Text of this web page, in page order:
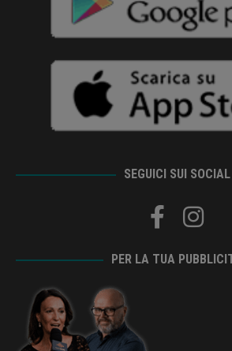
SEGUICI SUI SOCIAL
PER LA TUA